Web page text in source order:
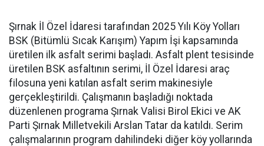
Şırnak İl Özel İdaresi tarafından 2025 Yılı Köy Yolları
BSK (Bitümlü Sıcak Karışım) Yapım İşi kapsamında
üretilen ilk asfalt serimi başladı. Asfalt plent tesisinde
üretilen BSK asfaltının serimi, İl Özel İdaresi araç
filosuna yeni katılan asfalt serim makinesiyle
gerçekleştirildi. Çalışmanın başladığı noktada
düzenlenen programa Şırnak Valisi Birol Ekici ve AK
Parti Şırnak Milletvekili Arslan Tatar da katıldı. Serim
çalışmalarının program dahilindeki diğer köy yollarında